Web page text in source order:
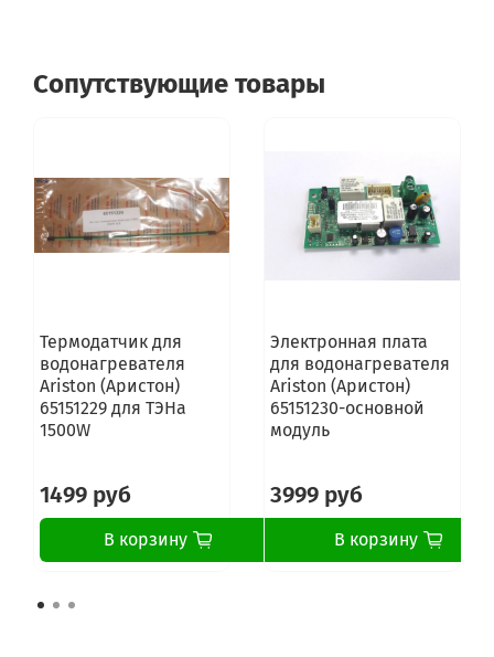
Сопутствующие товары
Термодатчик для
водонагревателя
Ariston (Аристон)
65151229 для ТЭНа
1500W
1499 руб
В корзину
Электронная плата
для водонагревателя
Ariston (Аристон)
65151230-основной
модуль
3999 руб
В корзину